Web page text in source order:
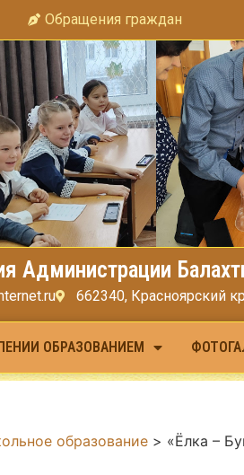
Обращения граждан
Администрации
662340, Красноярский
ОБРАЗОВАНИЕМ
образование > «Ёлка –